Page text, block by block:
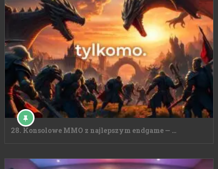
28. Konsolowe MMO z najlepszym endgame — …